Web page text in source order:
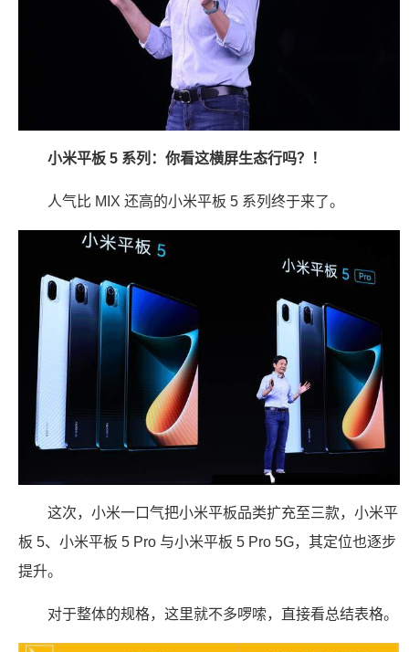
小米平板 5 系列：你看这横屏生态行吗？！
人气比 MIX 还高的小米平板 5 系列终于来了。
这次，小米一口气把小米平板品类扩充至三款，小米平
板 5、小米平板 5 Pro 与小米平板 5 Pro 5G，其定位也逐步
提升。
对于整体的规格，这里就不多啰嗦，直接看总结表格。